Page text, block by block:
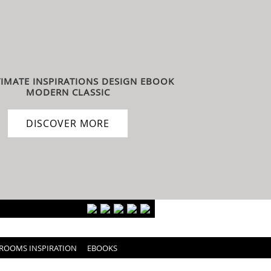
INSPIRATIONS DESIGN EBOOK
MODERN CLASSIC
DISCOVER MORE
INSPIRATION EBOOKS